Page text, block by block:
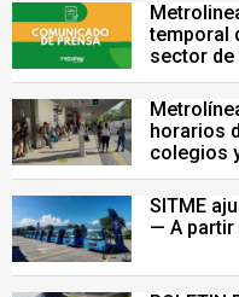
temporal
sector de
horarios
colegios
SITME
— A partir